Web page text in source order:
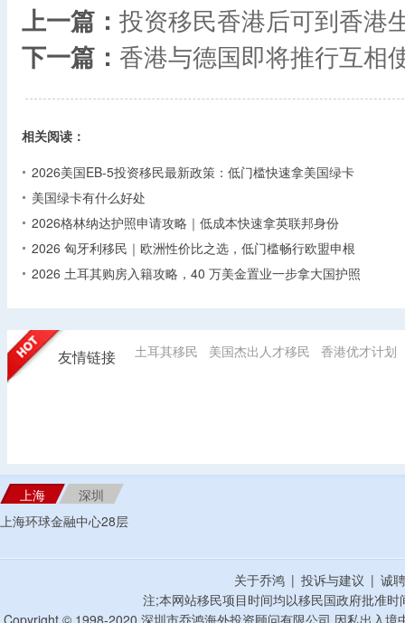
上一篇： 投资移民香港后可到香港
下一篇： 香港与德国即将推行互相
相关阅读：
2026美国EB-5投资移民最新政策：低门槛快速拿美国绿卡
美国绿卡有什么好处
2026格林纳达护照申请攻略｜低成本快速拿英联邦身份
2026 匈牙利移民｜欧洲性价比之选，低门槛畅行欧盟申根
2026 土耳其购房入籍攻略，40 万美金置业一步拿大国护照
友情链接 土耳其移民 美国杰出人才移民 香港优才计划
上海
深圳
上海环球金融中心28层
关于乔鸿 | 投诉与建议 | 诚
注;本网站移民项目时间均以移民国政府批准
Copyright © 1998-2020 深圳市乔鸿海外投资顾问有限公司 因私出入